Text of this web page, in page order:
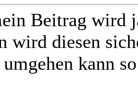
Beitrag wird
wird diesen
kann